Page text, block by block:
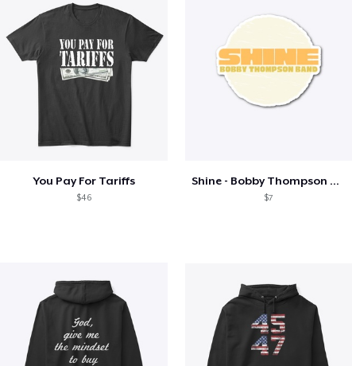
You Pay For Tariffs
$46
Shine - Bobby Thompson Band Merch
$7